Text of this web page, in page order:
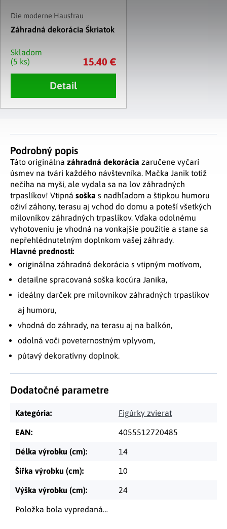
Die moderne Hausfrau
Záhradná dekorácia Škriatok
Skladom
(5 ks)
15.40 €
Detail
Podrobný popis
Táto originálna záhradná dekorácia zaručene vyčarí
úsmev na tvári každého návštevníka. Mačka Janik totiž
nečíha na myši, ale vydala sa na lov záhradných
trpaslíkov! Vtipná soška s nadhľadom a štipkou humoru
oživí záhony, terasu aj vchod do domu a poteší všetkých
milovníkov záhradných trpaslíkov. Vďaka odolnému
vyhotoveniu je vhodná na vonkajšie použitie a stane sa
nepřehlédnutelným doplnkom vašej záhrady.
Hlavné prednosti:
originálna záhradná dekorácia s vtipným motívom,
detailne spracovaná soška kocúra Janika,
ideálny darček pre milovníkov záhradných trpaslíkov
aj humoru,
vhodná do záhrady, na terasu aj na balkón,
odolná voči poveternostným vplyvom,
pútavý dekoratívny doplnok.
Dodatočné parametre
Kategória: Figúrky zvierat
EAN: 4055512720485
Délka výrobku (cm): 14
Šířka výrobku (cm): 10
Výška výrobku (cm): 24
Položka bola vypredaná…